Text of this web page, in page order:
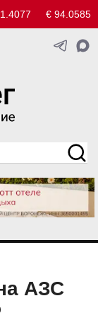
€ 94.0585
АЗС